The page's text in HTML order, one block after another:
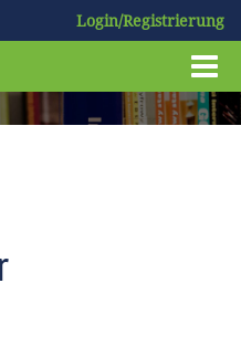
Login/Registrierung